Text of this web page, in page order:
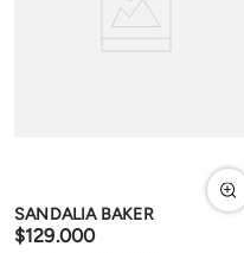
SANDALIA BAKER
$129.000